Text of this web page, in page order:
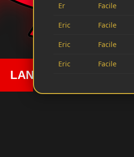
Er Facile
Eric Facile
Eric Facile
Eric Facile
LANCER LA ROUE